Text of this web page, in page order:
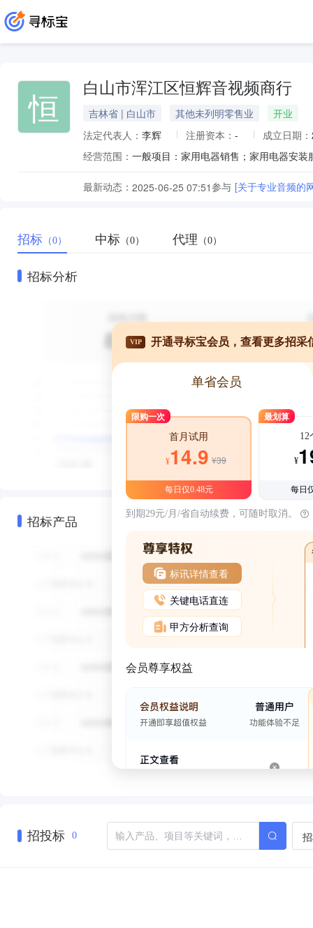
恒 白山市浑江区恒辉音视频商行
吉林省 | 白山市 其他未列明零售业
开业
法定代表人： 李辉 注册资本： - 成立日期：
经营范围：
最新动态： 2025-06-25 07:51参与 [关于专业音频的
招标 （0） 中标 （0） 代理 （0）
招标分析
招标产品
VIP 开通寻标宝会员，查看更多招采
单省会员
限购一次
首月试用
¥14.9 ¥39
每日仅0.48元
最划算
12
¥
每日
到期29元/月/省自动续费，可随时取消。
标讯详情查看
关键电话直连
甲方分析查询
会员尊享权益
招投标 0